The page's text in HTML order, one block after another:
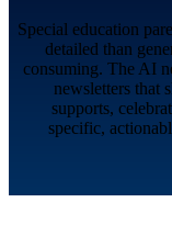
Special education
detailed than
consuming. The AI
newsletters that
supports,
specific,